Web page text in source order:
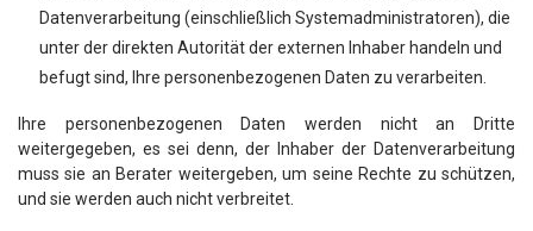
Datenverarbeitung (einschließlich Systemadministratoren), die
unter der direkten Autorität der externen Inhaber handeln und
befugt sind, Ihre personenbezogenen Daten zu verarbeiten.
Ihre personenbezogenen Daten werden nicht an Dritte
weitergegeben, es sei denn, der Inhaber der Datenverarbeitung
muss sie an Berater weitergeben, um seine Rechte zu schützen,
und sie werden auch nicht verbreitet.